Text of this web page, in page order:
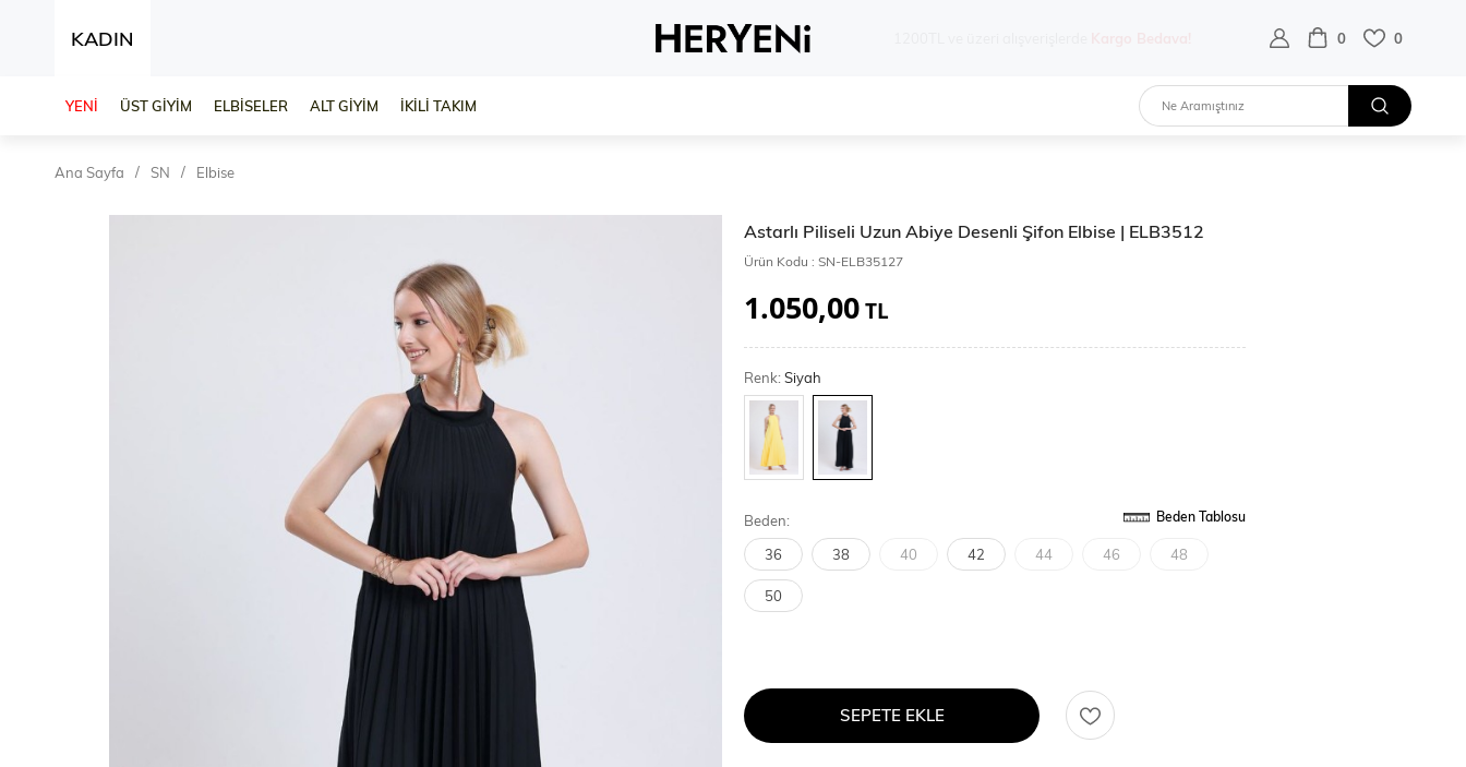
KADIN 0 0
YENİ ÜST GİYİM ELBİSELER ALT GİYİM İKİLİ TAKIM
Ana Sayfa SN Elbise
Astarlı Piliseli Uzun Abiye Desenli Şifon Elbise | ELB3512
Ürün Kodu : SN-ELB35127
1.050,00TL
Renk:Siyah
Beden: Beden Tablosu
36 38 40 42 44 46 48
50
SEPETE EKLE